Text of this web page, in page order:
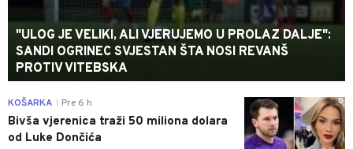
"ULOG JE VELIKI, ALI VJERUJEMO U PROLAZ DALJE":
SANDI OGRINEC SVJESTAN ŠTA NOSI REVANŠ
PROTIV VITEBSKA
0
KOŠARKA Pre 6 h
Bivša vjerenica traži 50 miliona dolara
od Luke Dončića